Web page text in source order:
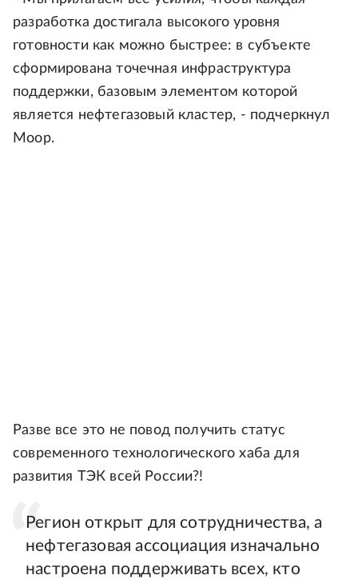
разработка достигала высокого уровня
готовности как можно быстрее: в субъекте
сформирована точечная инфраструктура
поддержки, базовым элементом которой
является нефтегазовый кластер, - подчеркнул
Моор.
Разве все это не повод получить статус
современного технологического хаба для
развития ТЭК всей России?!
Регион открыт для сотрудничества, а
нефтегазовая ассоциация изначально
настроена поддерживать всех, кто